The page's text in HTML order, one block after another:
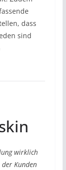
dass
sind
wirklich
Kunden